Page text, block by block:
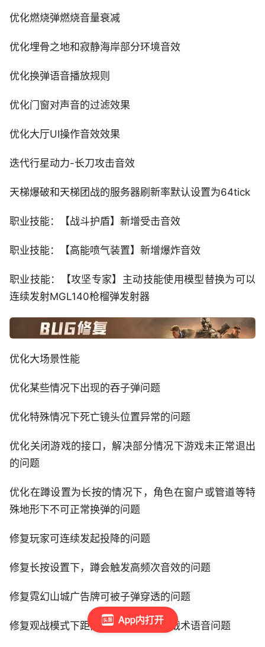
App内打开
优化燃烧弹燃烧音量衰减
优化埋骨之地和寂静海岸部分环境音效
优化换弹语音播放规则
优化门窗对声音的过滤效果
优化大厅UI操作音效效果
迭代行星动力-长刀攻击音效
天梯爆破和天梯团战的服务器刷新率默认设置为64tick
职业技能：【战斗护盾】新增受击音效
职业技能：【高能喷气装置】新增爆炸音效
职业技能：【攻坚专家】主动技能使用模型替换为可以
连续发射MGL140枪榴弹发射器
优化大场景性能
优化某些情况下出现的吞子弹问题
优化特殊情况下死亡镜头位置异常的问题
优化关闭游戏的接口，解决部分情况下游戏未正常退出
的问题
优化在蹲设置为长按的情况下，角色在窗户或管道等特
殊地形下不可正常换弹的问题
修复玩家可连续发起投降的问题
修复长按设置下，蹲会触发高频次音效的问题
修复霓幻山城广告牌可被子弹穿透的问题
修复观战模式下距离尸体过远听不到战术语音问题